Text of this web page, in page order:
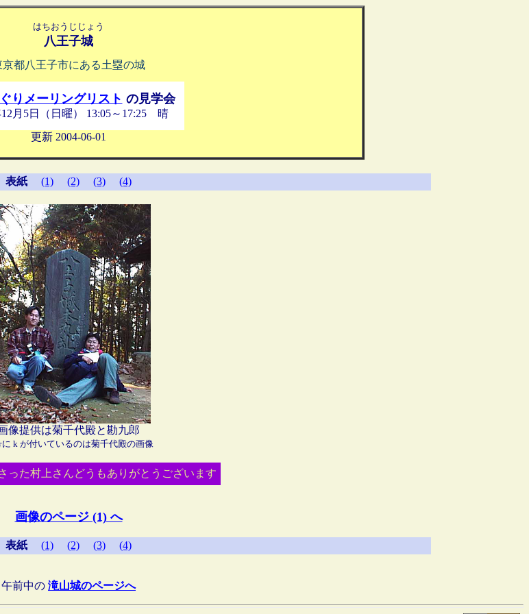
はちおうじじょう
八王子城
京都八王子市にある土塁の城
りメーリングリスト の見学会
12月5日（日曜） 13:05～17:25 晴
更新 2004-06-01
表紙 (1) (2) (3) (4)
像提供は菊千代殿と勘九郎
に k が付いているのは菊千代殿の画像
った村上さんどうもありがとうございます
画像のページ (1) へ
表紙 (1) (2) (3) (4)
午前中の 滝山城のページへ